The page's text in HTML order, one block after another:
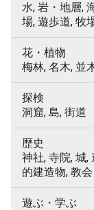
水, 岩・地層,
場, 遊歩道, 牧
花・植物
梅林, 名木, 並
探検
洞窟, 島, 街道
歴史
神社, 寺院, 城,
的建造物, 教会
遊ぶ・学ぶ